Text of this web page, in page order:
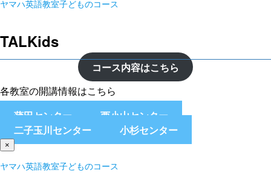
ヤマハ英語教室子どものコース
TALKids
コース内容はこちら
各教室の開講情報はこちら
蒲田センター
西小山センター
二子玉川センター
小杉センター
×
ヤマハ英語教室子どものコース